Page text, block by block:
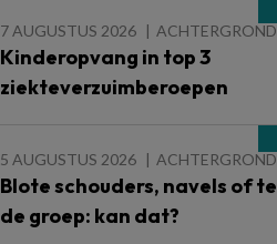
7 AUGUSTUS 2026 ACHTERGROND
Kinderopvang in top 3
ziekteverzuimberoepen
5 AUGUSTUS 2026 ACHTERGROND
Blote schouders, navels of
de groep: kan dat?